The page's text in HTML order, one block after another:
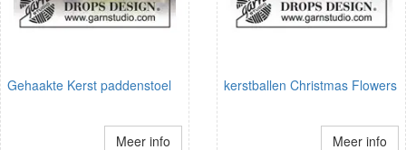
Gehaakte Kerst paddenstoel
Meer info
kerstballen Christmas Flowers
Meer info